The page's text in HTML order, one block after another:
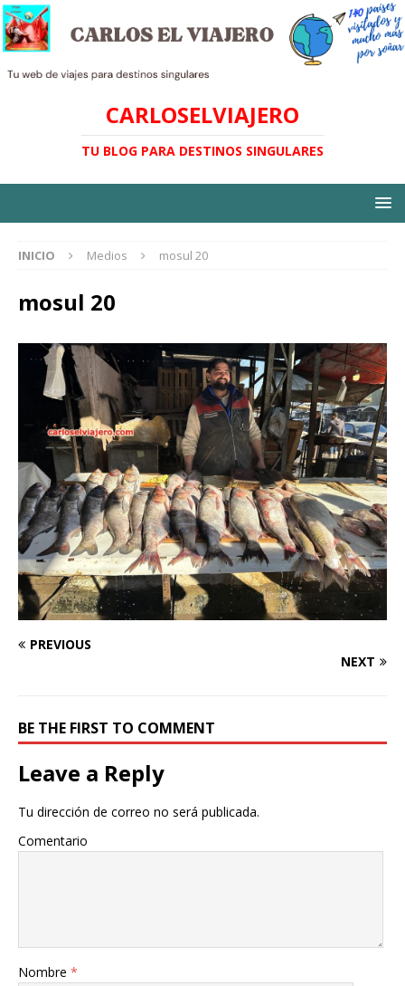
CARLOSELVIAJERO
TU BLOG PARA DESTINOS SINGULARES
INICIO Medios mosul 20
mosul 20
PREVIOUS
NEXT
BE THE FIRST TO COMMENT
Leave a Reply
Tu dirección de correo no será publicada.
Comentario
Nombre *